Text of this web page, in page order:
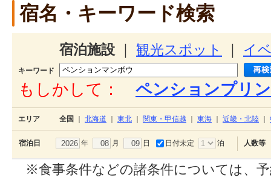
宿名・キーワード検索
宿泊施設 観光スポット イ
キーワード
もしかして： ペンションプリ
エリア 全国 北海道 東北 関東・甲信越 東海 近畿・北陸
宿泊日 年 月 日 日付未定 泊 人数等
※食事条件などの諸条件については、